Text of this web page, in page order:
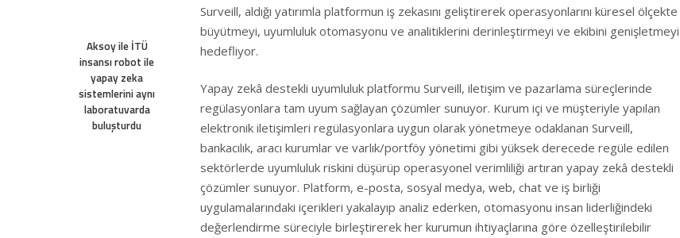
Aksoy ile İTÜ
insansı robot ile
yapay zeka
sistemlerini aynı
laboratuvarda
buluşturdu
Surveill, aldığı yatırımla platformun iş zekasını geliştirerek operasyonlarını küresel ölçekte
büyütmeyi, uyumluluk otomasyonu ve analitiklerini derinleştirmeyi ve ekibini genişletmeyi
hedefliyor.
Yapay zekâ destekli uyumluluk platformu Surveill, iletişim ve pazarlama süreçlerinde
regülasyonlara tam uyum sağlayan çözümler sunuyor. Kurum içi ve müşteriyle yapılan
elektronik iletişimleri regülasyonlara uygun olarak yönetmeye odaklanan Surveill,
bankacılık, aracı kurumlar ve varlık/portföy yönetimi gibi yüksek derecede regüle edilen
sektörlerde uyumluluk riskini düşürüp operasyonel verimliliği artıran yapay zekâ destekli
çözümler sunuyor. Platform, e-posta, sosyal medya, web, chat ve iş birliği
uygulamalarındaki içerikleri yakalayıp analiz ederken, otomasyonu insan liderliğindeki
değerlendirme süreciyle birleştirerek her kurumun ihtiyaçlarına göre özelleştirilebilir